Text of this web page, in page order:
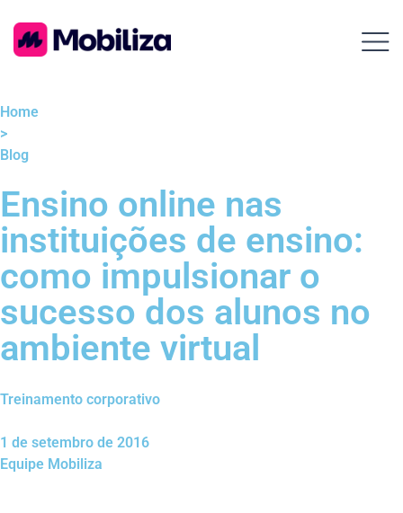
Home
>
Blog
Ensino online nas
instituições de ensino:
como impulsionar o
sucesso dos alunos no
ambiente virtual
Treinamento corporativo
1 de setembro de 2016
Equipe Mobiliza